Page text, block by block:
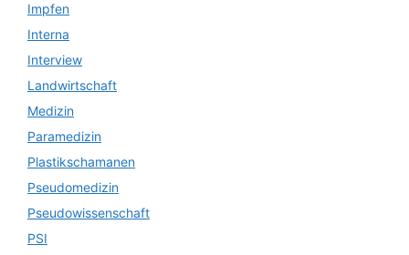
Impfen
Interna
Interview
Landwirtschaft
Medizin
Paramedizin
Plastikschamanen
Pseudomedizin
Pseudowissenschaft
PSI